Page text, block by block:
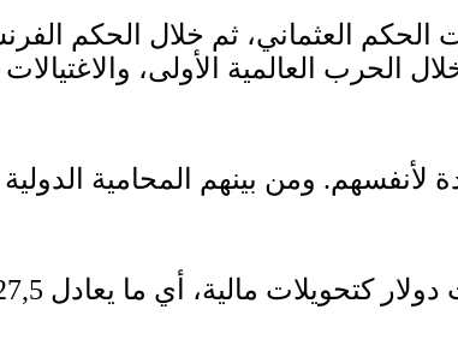
في موجات منذ أواخر القرن الـ19، عندما كان تحت الحكم العثماني، ثم
الحرب العالمية الأولى،
لأنفسهم. ومن بينهم المحامية